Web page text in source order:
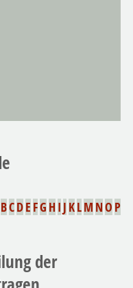
BCDE FG H I J KLM NO P
der